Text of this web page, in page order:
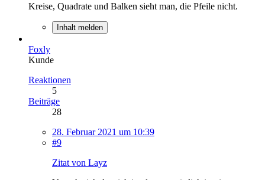
Kreise, Quadrate und Balken sieht man, die Pfeile nicht.
Inhalt melden
Foxly
Kunde
Reaktionen
5
Beiträge
28
28. Februar 2021 um 10:39
#9
Zitat von Layz